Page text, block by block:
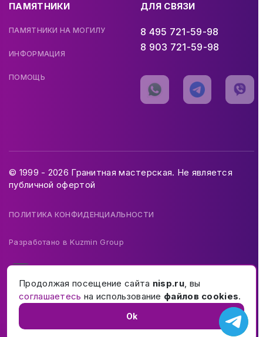
ПАМЯТНИКИ
ПАМЯТНИКИ НА МОГИЛУ
ИНФОРМАЦИЯ
ПОМОЩЬ
ДЛЯ СВЯЗИ
8 495 721-59-98
8 903 721-59-98
© 1999 - 2026 Гранитная мастерская. Не является
публичной офертой
ПОЛИТИКА КОНФИДЕНЦИАЛЬНОСТИ
Разработано вKuzmin Group
Продолжая посещение сайта nisp.ru, вы
соглашаетесь на использование файлов cookies.
Ok